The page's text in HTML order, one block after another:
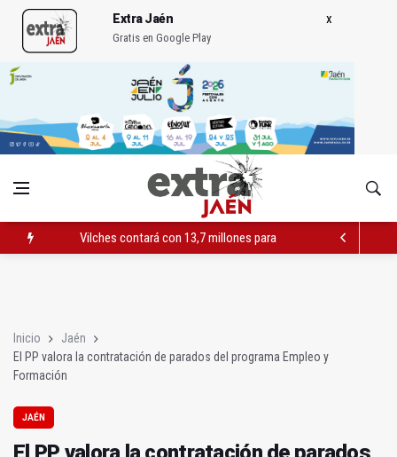
Extra Jaén
Gratis en Google Play
Vilches contará con 13,7 millones para los daños del temporal
Inicio
Jaén
El PP valora la contratación de parados del programa Empleo y
Formación
JAÉN